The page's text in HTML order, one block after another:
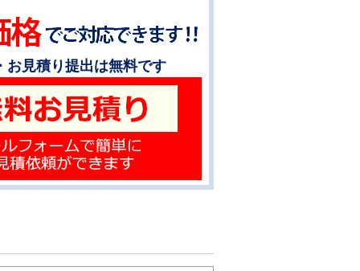
お見積り提出は無料です